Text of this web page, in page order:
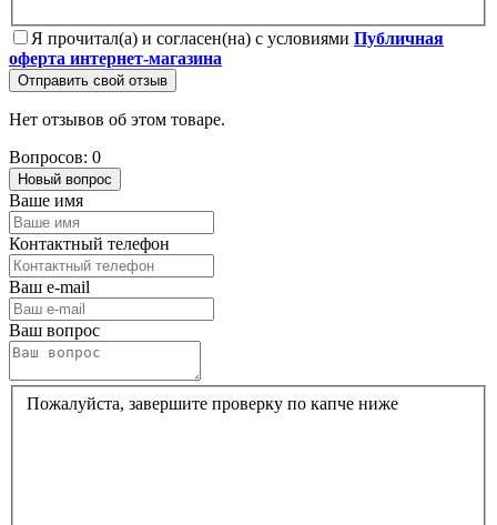
Я прочитал(а) и согласен(на) с условиями Публичная
оферта интернет-магазина
Отправить свой отзыв
Нет отзывов об этом товаре.
Вопросов: 0
Новый вопрос
Ваше имя
Контактный телефон
Ваш e-mail
Ваш вопрос
Пожалуйста, завершите проверку по капче ниже